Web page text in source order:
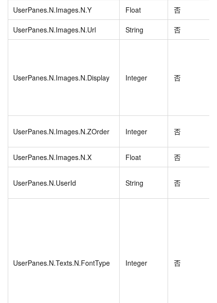
UserPanes.N.Images.N.Y Float 否
UserPanes.N.Images.N.Url String 否
UserPanes.N.Images.N.Display Integer 否
UserPanes.N.Images.N.ZOrder Integer 否
UserPanes.N.Images.N.X Float 否
UserPanes.N.UserId String 否
UserPanes.N.Texts.N.FontType Integer 否